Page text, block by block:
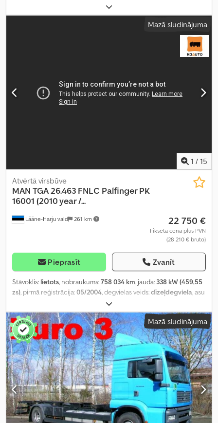
, asu konfigurācija:
veids:automātisks, emisijas klase:Euro 3, Ražošanas gads:2005,
Mazā sludinājuma
1 / 15
Lääne-Harju vald 261 km
Atvērtā virsbūve
MAN TGA 26.463 FNLC Palfinger PK
16001 (2010 year /...
22 750 €
Fiksēta cena plus PVN
(28 210 € bruto)
Pieprasīt Zvanīt
Stāvoklis: lietots, nobraukums:758 034 km, jauda: 338 kW (459,55
zs), pirmā reģistrācija:05/2004, degvielas veids:dīzeļdegviela, asu
4 800 mm
pārnesuma veids:mehānisks, emisijas klase:Euro 3, piekares
sistēma:tērauds-gaiss, kopējais garums:9 700 mm, kopējais
platums:2 550 mm , kopējais augstums:4 000 mm, krautuves
garums:6 320 mm, iekraušanas vietas platums:2 480 mm,
iekraušanas telpas augstums:560 mm , Ražošanas gads:2004,
Aprīkojums:borta dators, celtnis, centrālā atslēga, diferenciāļa
bloķētājs, elektriskais logu regulators, elektriski regulējams
spogulis, gaisa kondicionēšana, kruīza kontrole, spoileris,
stāvvietas sildītājs, sēdekļa apsilde,
Mazā sludinājuma